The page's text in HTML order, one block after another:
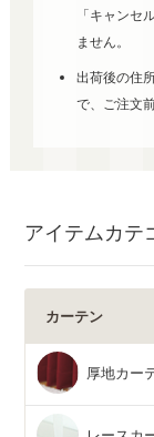
「キャンセ
ません。
出荷後の住
で、ご注文
アイテムカテ
カーテン
厚地カー